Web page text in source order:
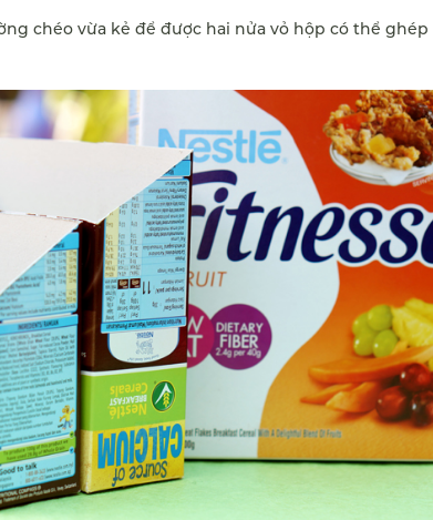
chéo vừa kẻ để được hai nửa vỏ hộp có thể ghép